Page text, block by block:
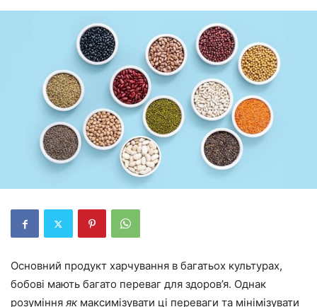
Основний продукт харчування в багатьох культурах,
бобові мають багато переваг для здоров’я. Однак
розуміння як максимізувати ці переваги та мінімізувати